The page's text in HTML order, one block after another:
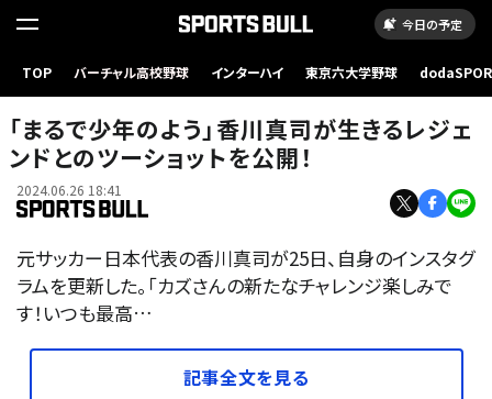
今日の予定
TOP バーチャル高校野球 インターハイ 東京六大学野球
「まるで少年のよう」香川真司が生きるレジェ
ンドとのツーショットを公開！
2024.06.26 18:41
元サッカー日本代表の香川真司が25日、自身のインスタグ
ラムを更新した。「カズさんの新たなチャレンジ楽しみで
す！いつも最高…
記事全文を見る